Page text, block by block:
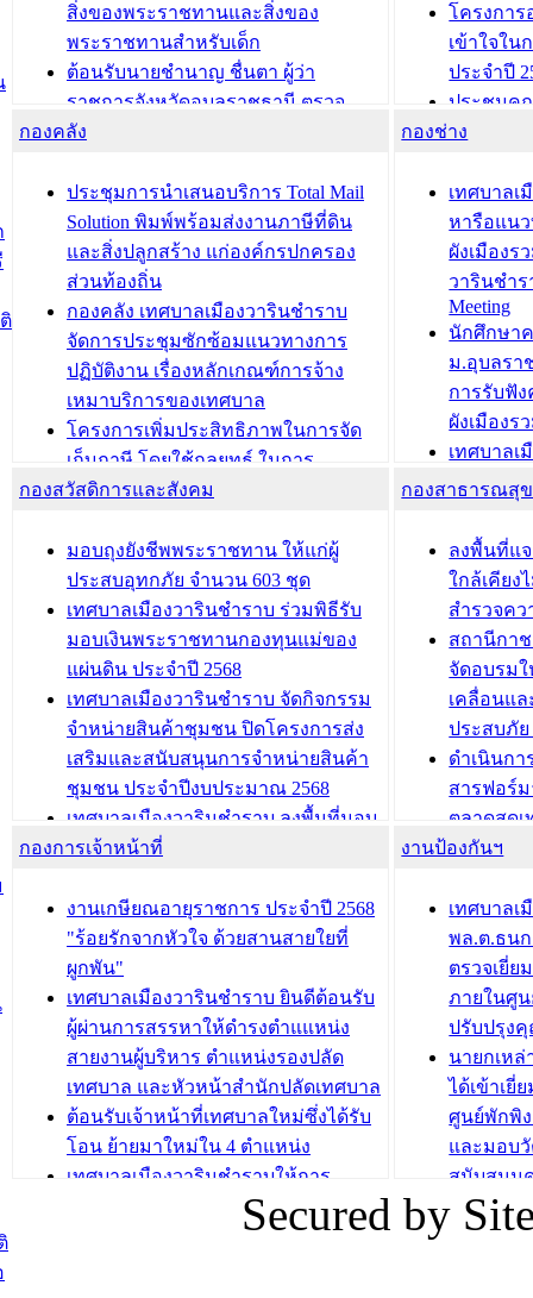
สิ่งของพระราชทานและสิ่งของ
พระราชทานสำหรับเด็ก
ต้อนรับนายชำนาญ ชื่นตา ผู้ว่า
ราชการจังหวัดอุบลราชธานี ตรวจ
ความเรียบร้อยของสถานที่ในการเตรี
องคมนตรี
สำนักทะเบียนท้องถิ่นเทศบาลเมือง
วารินชำราบ ดำเนินการมอบทะเบียน
บ้าน ทร.14 และบัตรประจำตัว
ประชาชนบุคคลประเภท 8 แก่บุคคลที่
ได้รับการเพิ่มชื่อในทะเบียนบ้าน
(ท.ร.14) กรณีคนไม่มีสัญชาติไทยได้รับ
อนุญาตให้มีถิ่นที่อยู่
ประชุมคณะกรรมการประเมินผลการ
ควบคุมภายในของ สำนัก/กอง/
โรงเรียน/ศูนย์พัฒนาเด็กเล็ก/สถานธนา
บทความ อื่นๆ ...
โครงกา
เข้าใจใน
ประจำปี
ประชุมค
ความเสี่ย
ประชุมที
ชีวา สร้า
ขับเคลื่อน
“เมืองแห่
บทความ อื่นๆ ...
กองคลัง
ประชุมการนำเสนอบริการ Total Mail
Solution พิมพ์พร้อมส่งงานภาษีที่ดิน
และสิ่งปลูกสร้าง แก่องค์กรปกครอง
ส่วนท้องถิ่น
กองคลัง เทศบาลเมืองวารินชำราบ
จัดการประชุมซักซ้อมแนวทางการ
ปฏิบัติงาน เรื่องหลักเกณฑ์การจ้าง
เหมาบริการของเทศบาล
โครงการเพิ่มประสิทธิภาพในการจัด
เก็บภาษี โดยใช้กลยุทธ์ ในการ
พัฒนาการจัดเก็บรายได้ ประจำปี พ.ศ.
เทศบาลเมืองวารินชำราบ ร่วมการ
ประชุมวิชาการระดับนานาชาติและ
นิทรรศการด้านนวัตกรรมท้องถิ่น 2568
และรับรางวัลทีมนักวิจัยดีเด่นจาก
นวัตกรรมโครงการทะเบียนภาษีป้าย
ประชุมผู้เช่าอาคารพาณิชย์ บริเวณ
ถนนเกษมสุขและถนนประทุมเทพภักดี
บทความ อื่นๆ ...
กองช่าง
เทศบาลเ
หารือแน
ผังเมืองร
วารินชำร
Meeting
นักศึกษา
ม.อุบลรา
การรับฟั
ผังเมืองร
เทศบาลเ
โครงการ
เทศบาล
รับฟังคว
ผังเมือง
วารินชำ
เทศบาล
ซักซ้อมแ
ประโยช
บทความ อื่นๆ ...
กองสวัสดิการและสังคม
มอบถุงยังชีพพระราชทาน ให้แก่ผู้
ประสบอุทกภัย จำนวน 603 ชุด
เทศบาลเมืองวารินชำราบ ร่วมพิธีรับ
มอบเงินพระราชทานกองทุนแม่ของ
แผ่นดิน ประจำปี 2568
เทศบาลเมืองวารินชำราบ จัดกิจกรรม
จำหน่ายสินค้าชุมชน ปิดโครงการส่ง
เสริมและสนับสนุนการจำหน่ายสินค้า
ชุมชน ประจำปีงบประมาณ 2568
เทศบาลเมืองวารินชำราบ ลงพื้นที่มอบ
น้ำดื่มแก่ผู้พักอาศัย ณ ศูนย์พักพิง
กองสวัสดิการสังคม เทศบาลเมือง
วารินชำราบ จัดโครงการอบรมอาชีพ
ระยะสั้น ประจำปี 2568 (หลักสูตรการ
ถักทอผลิตภัณฑ์จากถุงพลาสติก)
บทความ อื่นๆ ...
กองสาธารณสุ
ลงพื้นที่แ
ใกล้เคียง
สำรวจค
สถานีกา
จัดอบรม
เคลื่อนแ
ประสบภั
ดำเนินกา
สารฟอร์
ตลาดสดเ
วารินชำร
ถนนแก่เ
เด็กเล็ก
เทศบาลเ
ปรึกษาห
วัยของอ
บทความ อื่นๆ ...
กองการเจ้าหน้าที่
งานเกษียณอายุราชการ ประจำปี 2568
"ร้อยรักจากหัวใจ ด้วยสานสายใยที่
ผูกพัน"
เทศบาลเมืองวารินชำราบ ยินดีต้อนรับ
ผู้ผ่านการสรรหาให้ดำรงตำแแหน่ง
สายงานผู้บริหาร ตำแหน่งรองปลัด
เทศบาล และหัวหน้าสำนักปลัดเทศบาล
ต้อนรับเจ้าหน้าที่เทศบาลใหม่ซึ่งได้รับ
โอน ย้ายมาใหม่ใน 4 ตำแหน่ง
เทศบาลเมืองวารินชำราบให้การ
ต้อนรับพนักงานเทศบาลผู้ผ่านการ
สรรหาให้ดำรงตำแหน่งสายงานผู้
งานป้องกันฯ
เทศบาลเ
พล.ต.ธน
ตรวจเยี่ย
ภายในศู
ปรับปรุง
นายกเห
ได้เข้าเยี่
ศูนย์พักพิ
และมอบ
สนับสนุน
ภัยน้ำท่วม
ภาพบรร
Secured by